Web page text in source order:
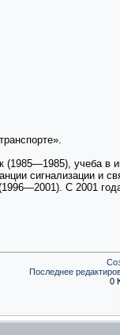
учеба в
сигнализации и
С 2001
Последнее
0